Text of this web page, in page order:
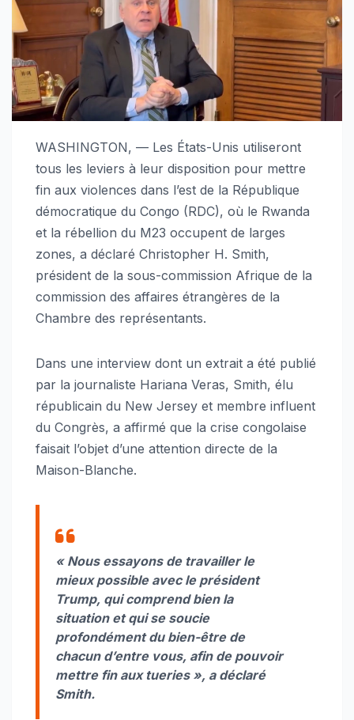
WASHINGTON, — Les États-Unis utiliseront
tous les leviers à leur disposition pour mettre
fin aux violences dans l’est de la République
démocratique du Congo (RDC), où le Rwanda
et la rébellion du M23 occupent de larges
zones, a déclaré Christopher H. Smith,
président de la sous-commission Afrique de la
commission des affaires étrangères de la
Chambre des représentants.
Dans une interview dont un extrait a été publié
par la journaliste Hariana Veras, Smith, élu
républicain du New Jersey et membre influent
du Congrès, a affirmé que la crise congolaise
faisait l’objet d’une attention directe de la
Maison-Blanche.
« Nous essayons de travailler le
mieux possible avec le président
Trump, qui comprend bien la
situation et qui se soucie
profondément du bien-être de
chacun d’entre vous, afin de pouvoir
mettre fin aux tueries », a déclaré
Smith.